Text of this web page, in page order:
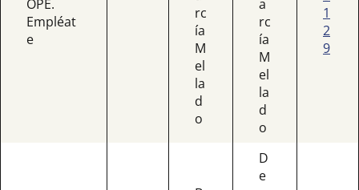
OPE.
Empléat
e
rc
ía
M
el
la
d
o
a
rc
ía
M
el
la
d
o
1
2
9
D
e